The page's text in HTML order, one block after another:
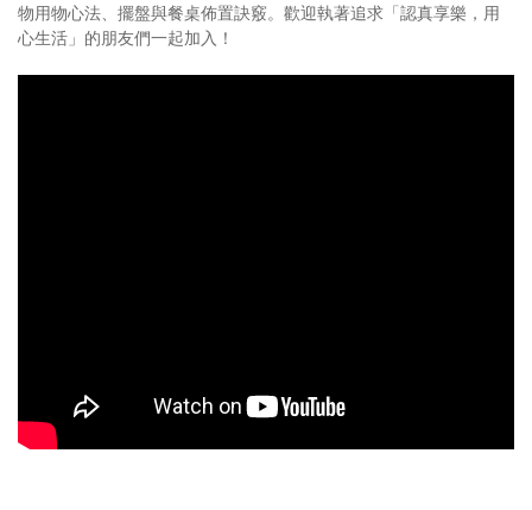
物用物心法、擺盤與餐桌佈置訣竅。歡迎執著追求「認真享樂，用
心生活」的朋友們一起加入！